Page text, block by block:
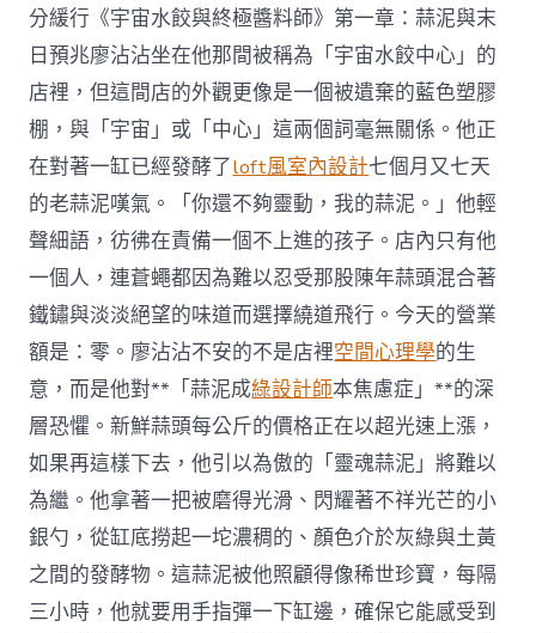
分緩行《宇宙水餃與終極醬料師》第一章：蒜泥與末
日預兆廖沾沾坐在他那間被稱為「宇宙水餃中心」的
店裡，但這間店的外觀更像是一個被遺棄的藍色塑膠
棚，與「宇宙」或「中心」這兩個詞毫無關係。他正
在對著一缸已經發酵了loft風室內設計七個月又七天
的老蒜泥嘆氣。「你還不夠靈動，我的蒜泥。」他輕
聲細語，彷彿在責備一個不上進的孩子。店內只有他
一個人，連蒼蠅都因為難以忍受那股陳年蒜頭混合著
鐵鏽與淡淡絕望的味道而選擇繞道飛行。今天的營業
額是：零。廖沾沾不安的不是店裡空間心理學的生
意，而是他對**「蒜泥成綠設計師本焦慮症」**的深
層恐懼。新鮮蒜頭每公斤的價格正在以超光速上漲，
如果再這樣下去，他引以為傲的「靈魂蒜泥」將難以
為繼。他拿著一把被磨得光滑、閃耀著不祥光芒的小
銀勺，從缸底撈起一坨濃稠的、顏色介於灰綠與土黃
之間的發酵物。這蒜泥被他照顧得像稀世珍寶，每隔
三小時，他就要用手指彈一下缸邊，確保它能感受到